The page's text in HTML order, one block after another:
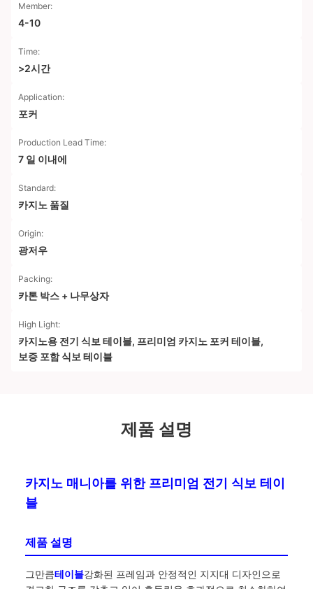
Member:
4-10
Time:
>2시간
Application:
포커
Production Lead Time:
7 일 이내에
Standard:
카지노 품질
Origin:
광저우
Packing:
카톤 박스 + 나무상자
High Light:
카지노용 전기 식보 테이블, 프리미엄 카지노 포커 테이블,
보증 포함 식보 테이블
제품 설명
카지노 매니아를 위한 프리미엄 전기 식보 테이
블
제품 설명
그만큼테이블강화된 프레임과 안정적인 지지대 디자인으로